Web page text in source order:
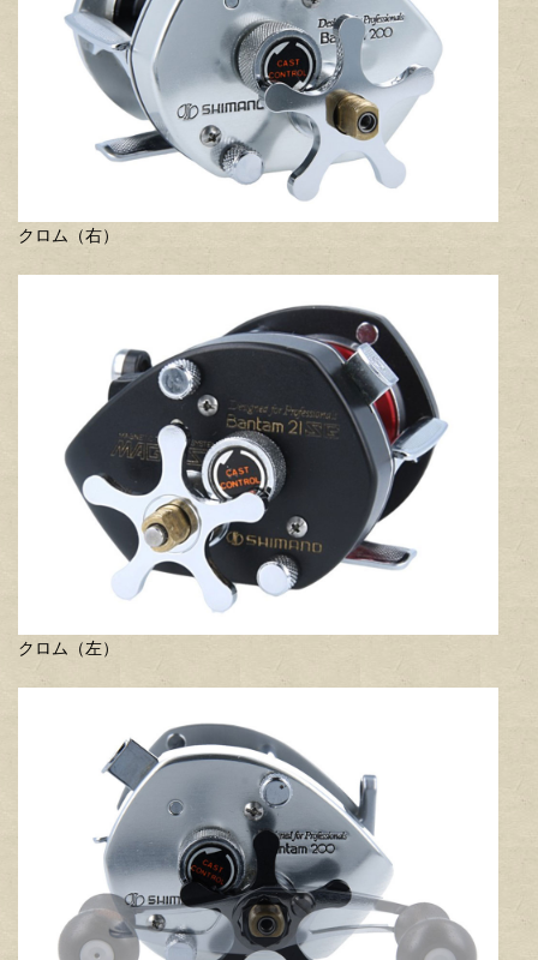
クロム（右）
クロム（左）